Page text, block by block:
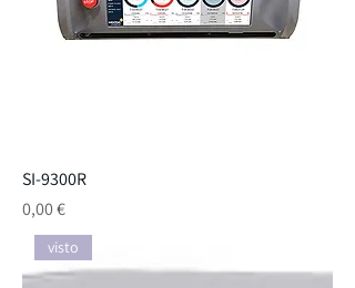
SI-9300R
Preço
0,00 €
visto